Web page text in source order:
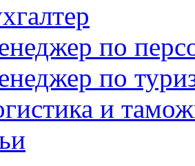
по
по
и